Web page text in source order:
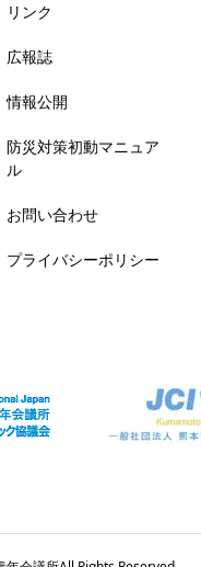
リンク
広報誌
情報公開
防災対策初動マニュア
ル
お問い合わせ
プライバシーポリシー